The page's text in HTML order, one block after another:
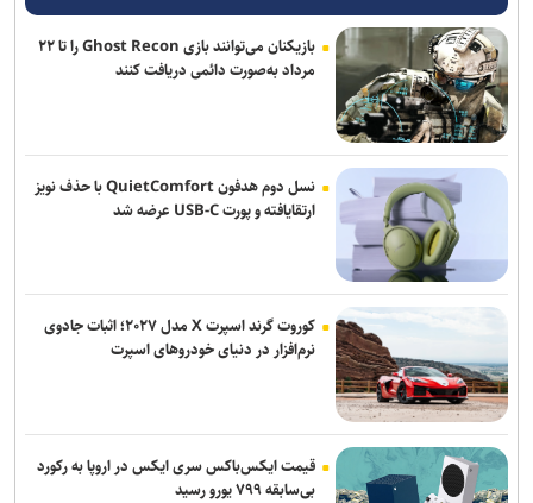
بازیکنان می‌توانند بازی Ghost Recon را تا ۲۲
مرداد به‌صورت دائمی دریافت کنند
نسل دوم هدفون QuietComfort با حذف نویز
ارتقایافته و پورت USB-C عرضه شد
کوروت گرند اسپرت X مدل ۲۰۲۷؛ اثبات جادوی
نرم‌افزار در دنیای خودروهای اسپرت
قیمت ایکس‌باکس سری ایکس در اروپا به رکورد
بی‌سابقه ۷۹۹ یورو رسید